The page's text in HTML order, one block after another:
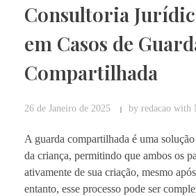
Consultoria
em Casos de
Compartilhada
26 de Janeiro de 2025 by redacao with
A guarda compartilhada é uma
da criança, permitindo que ambos os
ativamente de sua criação, mesmo
entanto, esse processo pode ser